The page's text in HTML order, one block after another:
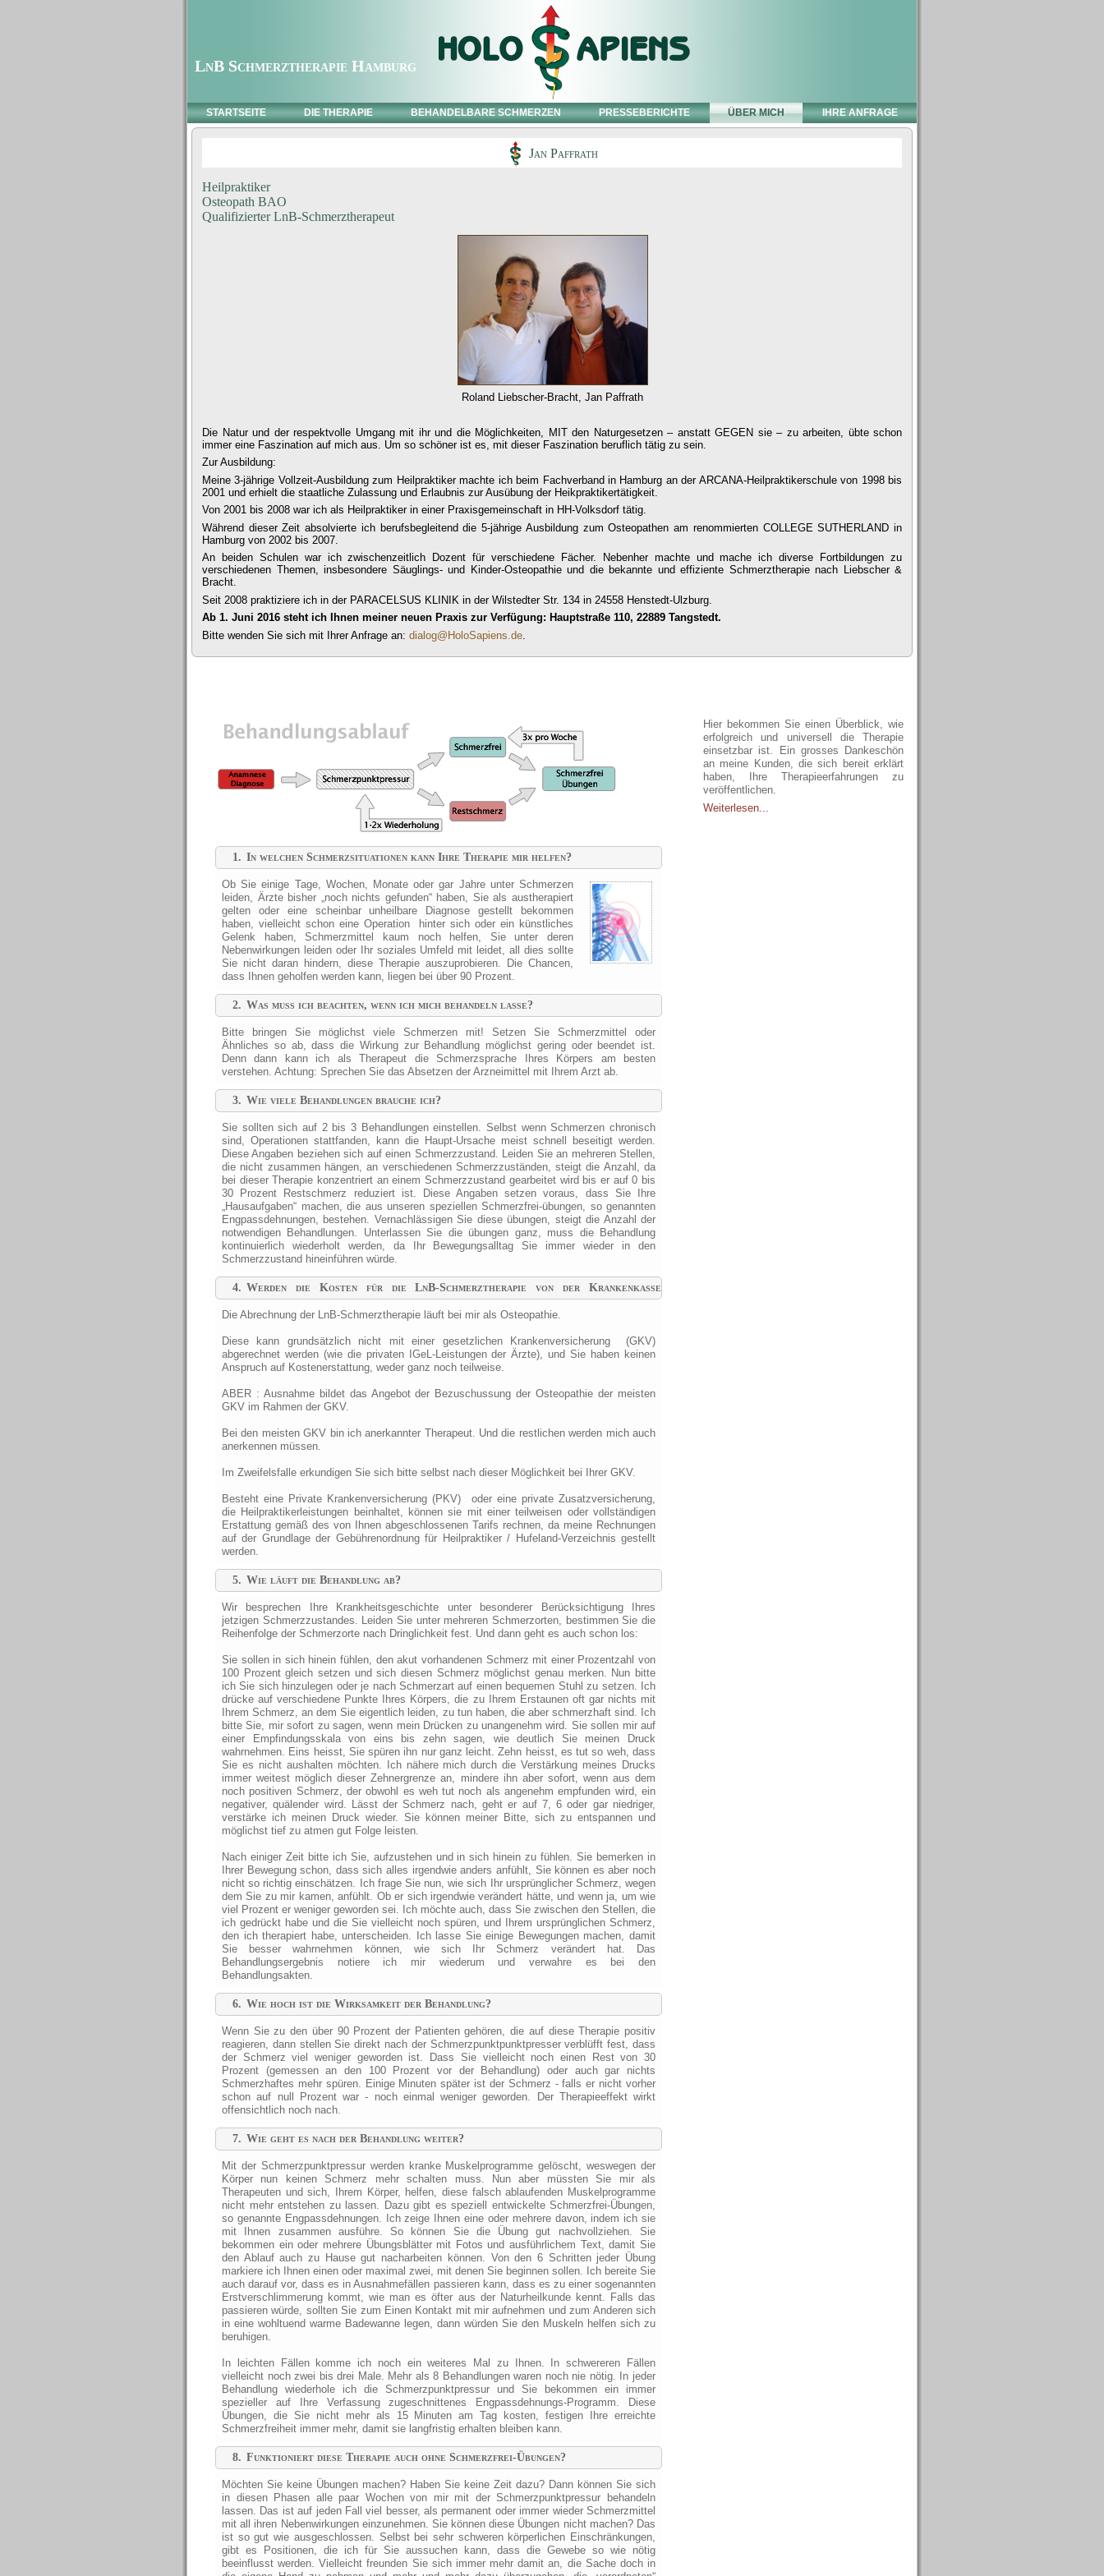
LnB Schmerztherapie Hamburg
STARTSEITE DIE THERAPIE BEHANDELBARE SCHMERZEN PRESSEBERICHTE ÜBER MICH IHRE ANFRAGE
Jan Paffrath
Heilpraktiker
Osteopath BAO
Qualifizierter LnB-Schmerztherapeut
Roland Liebscher-Bracht, Jan Paffrath
Die Natur und der respektvolle Umgang mit ihr und die Möglichkeiten, MIT den Naturgesetzen – anstatt GEGEN sie – zu arbeiten, übte schon
immer eine Faszination auf mich aus. Um so schöner ist es, mit dieser Faszination beruflich tätig zu sein.
Zur Ausbildung:
Meine 3-jährige Vollzeit-Ausbildung zum Heilpraktiker machte ich beim Fachverband in Hamburg an der ARCANA-Heilpraktikerschule von 1998 bis
2001 und erhielt die staatliche Zulassung und Erlaubnis zur Ausübung der Heikpraktikertätigkeit.
Von 2001 bis 2008 war ich als Heilpraktiker in einer Praxisgemeinschaft in HH-Volksdorf tätig.
Während dieser Zeit absolvierte ich berufsbegleitend die 5-jährige Ausbildung zum Osteopathen am renommierten COLLEGE SUTHERLAND in
Hamburg von 2002 bis 2007.
An beiden Schulen war ich zwischenzeitlich Dozent für verschiedene Fächer. Nebenher machte und mache ich diverse Fortbildungen zu
verschiedenen Themen, insbesondere Säuglings- und Kinder-Osteopathie und die bekannte und effiziente Schmerztherapie nach Liebscher &
Bracht.
Seit 2008 praktiziere ich in der PARACELSUS KLINIK in der Wilstedter Str. 134 in 24558 Henstedt-Ulzburg.
Ab 1. Juni 2016 steht ich Ihnen meiner neuen Praxis zur Verfügung: Hauptstraße 110, 22889 Tangstedt.
Bitte wenden Sie sich mit Ihrer Anfrage an: dialog@HoloSapiens.de
1. In welchen Schmerzsituationen kann Ihre Therapie mir helfen?
Ob Sie einige Tage, Wochen, Monate oder gar Jahre unter Schmerzen
leiden, Ärzte bisher „noch nichts gefunden“ haben, Sie als austherapiert
gelten oder eine scheinbar unheilbare Diagnose gestellt bekommen
haben, vielleicht schon eine Operation hinter sich oder ein künstliches
Gelenk haben, Schmerzmittel kaum noch helfen, Sie unter deren
Nebenwirkungen leiden oder Ihr soziales Umfeld mit leidet, all dies sollte
Sie nicht daran hindern, diese Therapie auszuprobieren. Die Chancen,
dass Ihnen geholfen werden kann, liegen bei über 90 Prozent.
2. Was muss ich beachten, wenn ich mich behandeln lasse?
Bitte bringen Sie möglichst viele Schmerzen mit! Setzen Sie Schmerzmittel oder
Ähnliches so ab, dass die Wirkung zur Behandlung möglichst gering oder beendet ist.
Denn dann kann ich als Therapeut die Schmerzsprache Ihres Körpers am besten
verstehen. Achtung: Sprechen Sie das Absetzen der Arzneimittel mit Ihrem Arzt ab.
3. Wie viele Behandlungen brauche ich?
Sie sollten sich auf 2 bis 3 Behandlungen einstellen. Selbst wenn Schmerzen chronisch
sind, Operationen stattfanden, kann die Haupt-Ursache meist schnell beseitigt werden.
Diese Angaben beziehen sich auf einen Schmerzzustand. Leiden Sie an mehreren Stellen,
die nicht zusammen hängen, an verschiedenen Schmerzzuständen, steigt die Anzahl, da
bei dieser Therapie konzentriert an einem Schmerzzustand gearbeitet wird bis er auf 0 bis
30 Prozent Restschmerz reduziert ist. Diese Angaben setzen voraus, dass Sie Ihre
„Hausaufgaben“ machen, die aus unseren speziellen Schmerzfrei-übungen, so genannten
Engpassdehnungen, bestehen. Vernachlässigen Sie diese übungen, steigt die Anzahl der
notwendigen Behandlungen. Unterlassen Sie die übungen ganz, muss die Behandlung
kontinuierlich wiederholt werden, da Ihr Bewegungsalltag Sie immer wieder in den
Schmerzzustand hineinführen würde.
4. Werden die Kosten für die LnB-Schmerztherapie von der Krankenkasse
übernommen?
Die Abrechnung der LnB-Schmerztherapie läuft bei mir als Osteopathie.
Diese kann grundsätzlich nicht mit einer gesetzlichen Krankenversicherung (GKV)
abgerechnet werden (wie die privaten IGeL-Leistungen der Ärzte), und Sie haben keinen
Anspruch auf Kostenerstattung, weder ganz noch teilweise.
ABER : Ausnahme bildet das Angebot der Bezuschussung der Osteopathie der meisten
GKV im Rahmen der GKV.
Bei den meisten GKV bin ich anerkannter Therapeut. Und die restlichen werden mich auch
anerkennen müssen.
Im Zweifelsfalle erkundigen Sie sich bitte selbst nach dieser Möglichkeit bei Ihrer GKV.
Besteht eine Private Krankenversicherung (PKV) oder eine private Zusatzversicherung,
die Heilpraktikerleistungen beinhaltet, können sie mit einer teilweisen oder vollständigen
Erstattung gemäß des von Ihnen abgeschlossenen Tarifs rechnen, da meine Rechnungen
auf der Grundlage der Gebührenordnung für Heilpraktiker / Hufeland-Verzeichnis gestellt
werden.
5. Wie läuft die Behandlung ab?
Wir besprechen Ihre Krankheitsgeschichte unter besonderer Berücksichtigung Ihres
jetzigen Schmerzzustandes. Leiden Sie unter mehreren Schmerzorten, bestimmen Sie die
Reihenfolge der Schmerzorte nach Dringlichkeit fest. Und dann geht es auch schon los:
Sie sollen in sich hinein fühlen, den akut vorhandenen Schmerz mit einer Prozentzahl von
100 Prozent gleich setzen und sich diesen Schmerz möglichst genau merken. Nun bitte
ich Sie sich hinzulegen oder je nach Schmerzart auf einen bequemen Stuhl zu setzen. Ich
drücke auf verschiedene Punkte Ihres Körpers, die zu Ihrem Erstaunen oft gar nichts mit
Ihrem Schmerz, an dem Sie eigentlich leiden, zu tun haben, die aber schmerzhaft sind. Ich
bitte Sie, mir sofort zu sagen, wenn mein Drücken zu unangenehm wird. Sie sollen mir auf
einer Empfindungsskala von eins bis zehn sagen, wie deutlich Sie meinen Druck
wahrnehmen. Eins heisst, Sie spüren ihn nur ganz leicht. Zehn heisst, es tut so weh, dass
Sie es nicht aushalten möchten. Ich nähere mich durch die Verstärkung meines Drucks
immer weitest möglich dieser Zehnergrenze an, mindere ihn aber sofort, wenn aus dem
noch positiven Schmerz, der obwohl es weh tut noch als angenehm empfunden wird, ein
negativer, quälender wird. Lässt der Schmerz nach, geht er auf 7, 6 oder gar niedriger,
verstärke ich meinen Druck wieder. Sie können meiner Bitte, sich zu entspannen und
möglichst tief zu atmen gut Folge leisten.
Nach einiger Zeit bitte ich Sie, aufzustehen und in sich hinein zu fühlen. Sie bemerken in
Ihrer Bewegung schon, dass sich alles irgendwie anders anfühlt, Sie können es aber noch
nicht so richtig einschätzen. Ich frage Sie nun, wie sich Ihr ursprünglicher Schmerz, wegen
dem Sie zu mir kamen, anfühlt. Ob er sich irgendwie verändert hätte, und wenn ja, um wie
viel Prozent er weniger geworden sei. Ich möchte auch, dass Sie zwischen den Stellen, die
ich gedrückt habe und die Sie vielleicht noch spüren, und Ihrem ursprünglichen Schmerz,
den ich therapiert habe, unterscheiden. Ich lasse Sie einige Bewegungen machen, damit
Sie besser wahrnehmen können, wie sich Ihr Schmerz verändert hat. Das
Behandlungsergebnis notiere ich mir wiederum und verwahre es bei den
Behandlungsakten.
6. Wie hoch ist die Wirksamkeit der Behandlung?
Wenn Sie zu den über 90 Prozent der Patienten gehören, die auf diese Therapie positiv
reagieren, dann stellen Sie direkt nach der Schmerzpunktpunktpresser verblüfft fest, dass
der Schmerz viel weniger geworden ist. Dass Sie vielleicht noch einen Rest von 30
Prozent (gemessen an den 100 Prozent vor der Behandlung) oder auch gar nichts
Schmerzhaftes mehr spüren. Einige Minuten später ist der Schmerz - falls er nicht vorher
schon auf null Prozent war - noch einmal weniger geworden. Der Therapieeffekt wirkt
offensichtlich noch nach.
7. Wie geht es nach der Behandlung weiter?
Mit der Schmerzpunktpressur werden kranke Muskelprogramme gelöscht, weswegen der
Körper nun keinen Schmerz mehr schalten muss. Nun aber müssten Sie mir als
Therapeuten und sich, Ihrem Körper, helfen, diese falsch ablaufenden Muskelprogramme
nicht mehr entstehen zu lassen. Dazu gibt es speziell entwickelte Schmerzfrei-Übungen,
so genannte Engpassdehnungen. Ich zeige Ihnen eine oder mehrere davon, indem ich sie
mit Ihnen zusammen ausführe. So können Sie die Übung gut nachvollziehen. Sie
bekommen ein oder mehrere Übungsblätter mit Fotos und ausführlichem Text, damit Sie
den Ablauf auch zu Hause gut nacharbeiten können. Von den 6 Schritten jeder Übung
markiere ich Ihnen einen oder maximal zwei, mit denen Sie beginnen sollen. Ich bereite Sie
auch darauf vor, dass es in Ausnahmefällen passieren kann, dass es zu einer sogenannten
Erstverschlimmerung kommt, wie man es öfter aus der Naturheilkunde kennt. Falls das
passieren würde, sollten Sie zum Einen Kontakt mit mir aufnehmen und zum Anderen sich
in eine wohltuend warme Badewanne legen, dann würden Sie den Muskeln helfen sich zu
beruhigen.
In leichten Fällen komme ich noch ein weiteres Mal zu Ihnen. In schwereren Fällen
vielleicht noch zwei bis drei Male. Mehr als 8 Behandlungen waren noch nie nötig. In jeder
Behandlung wiederhole ich die Schmerzpunktpressur und Sie bekommen ein immer
spezieller auf Ihre Verfassung zugeschnittenes Engpassdehnungs-Programm. Diese
Übungen, die Sie nicht mehr als 15 Minuten am Tag kosten, festigen Ihre erreichte
Schmerzfreiheit immer mehr, damit sie langfristig erhalten bleiben kann.
8. Funktioniert diese Therapie auch ohne Schmerzfrei-Übungen?
Möchten Sie keine Übungen machen? Haben Sie keine Zeit dazu? Dann können Sie sich
in diesen Phasen alle paar Wochen von mir mit der Schmerzpunktpressur behandeln
lassen. Das ist auf jeden Fall viel besser, als permanent oder immer wieder Schmerzmittel
mit all ihren Nebenwirkungen einzunehmen. Sie können diese Übungen nicht machen? Das
ist so gut wie ausgeschlossen. Selbst bei sehr schweren körperlichen Einschränkungen,
gibt es Positionen, die ich für Sie aussuchen kann, dass die Gewebe so wie nötig
beeinflusst werden. Vielleicht freunden Sie sich immer mehr damit an, die Sache doch in
Hier bekommen Sie einen Überblick, wie
erfolgreich und universell die Therapie
einsetzbar ist. Ein grosses Dankeschön
an meine Kunden, die sich bereit erklärt
haben, Ihre Therapieerfahrungen zu
veröffentlichen.
Weiterlesen...